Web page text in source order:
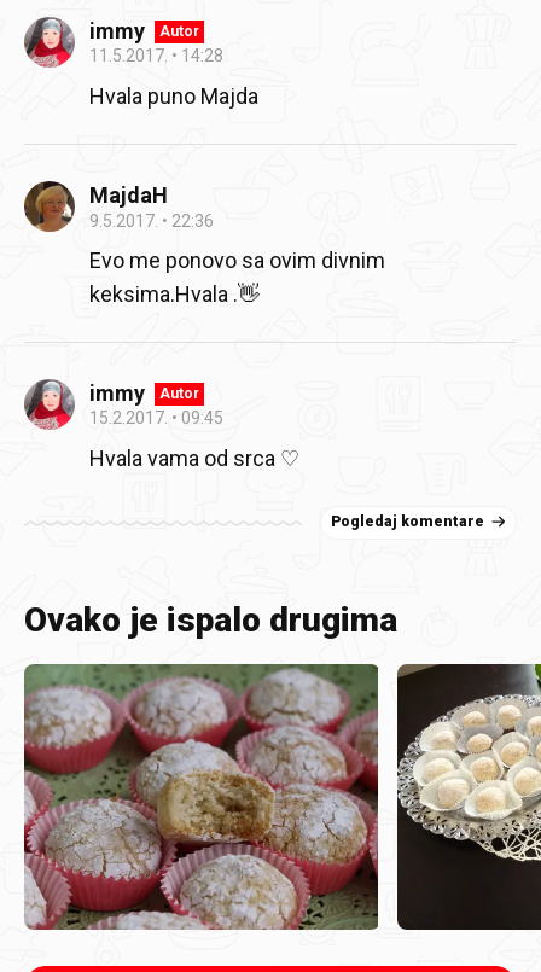
immy Autor
11.5.2017. 14:28
Hvala puno Majda
MajdaH
9.5.2017. 22:36
Evo me ponovo sa ovim divnim
keksima.Hvala .👋
immy Autor
15.2.2017. 09:45
Hvala vama od srca ♡
Pogledaj komentare
Ovako je ispalo drugima